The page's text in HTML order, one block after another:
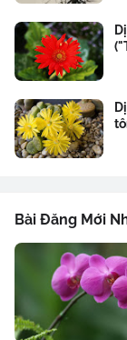
Bài Đăng Mới